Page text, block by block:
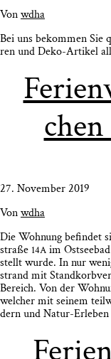
Vonwdha
Bei uns bekom­men
ren und Deko-Arti­kel
27. November 2019
Vonwdha
Die Woh­nung befin­det
stra­ße 14A im
stellt wur­de. In nur
strand mit
Bereich. Von der
wel­cher mit sei­nem
dern und Natur-